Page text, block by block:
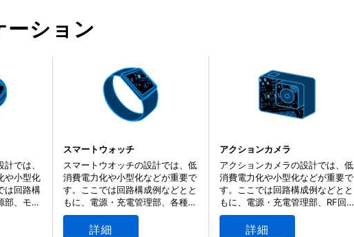
ゲート駆動ICの基礎
ICの基礎
ーション
では、
や小型化
は回路構
部、モー
入力部
製品の
スマートウォッチ
スマートウオッチの設計では、低
消費電力化や小型化などが重要で
す。ここでは回路構成例などとと
もに、電源・充電管理部、各種セ
ンサー信号入力部、表示部などに
適した幅広い半導体製品の情報を
詳細
アクションカメラ
アクションカメラの設計では、低
消費電力化や小型化などが重要で
す。ここでは回路構成例などとと
もに、電源・充電管理部、RF回
路部、表示部などに適した幅広い
半導体製品の情報を提供していま
詳細